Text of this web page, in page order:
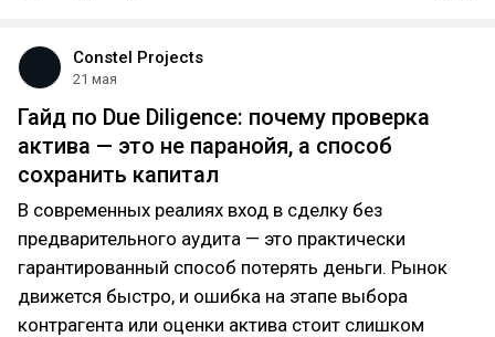
Constel Projects
21 мая
Гайд по Due Diligence: почему проверка
актива — это не паранойя, а способ
сохранить капитал
В современных реалиях вход в сделку без
предварительного аудита — это практически
гарантированный способ потерять деньги. Рынок
движется быстро, и ошибка на этапе выбора
контрагента или оценки актива стоит слишком